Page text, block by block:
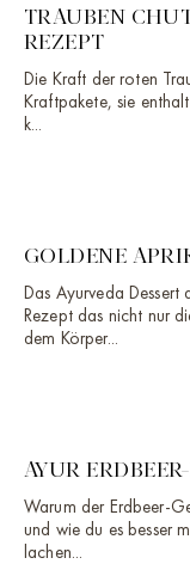
TRAUBEN
REZEPT
Die Kraft der roten
Kraftpakete, sie
k...
GOLDENE
Das Ayurveda Dessert
Rezept das nicht nur
dem Körper...
AYUR
Warum der Erdbeer-
und wie du es besser
lachen...